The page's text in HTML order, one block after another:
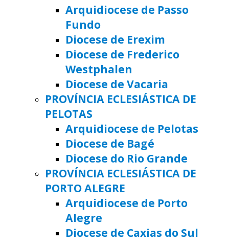
Arquidiocese de Passo
Fundo
Diocese de Erexim
Diocese de Frederico
Westphalen
Diocese de Vacaria
PROVÍNCIA ECLESIÁSTICA DE
PELOTAS
Arquidiocese de Pelotas
Diocese de Bagé
Diocese do Rio Grande
PROVÍNCIA ECLESIÁSTICA DE
PORTO ALEGRE
Arquidiocese de Porto
Alegre
Diocese de Caxias do Sul